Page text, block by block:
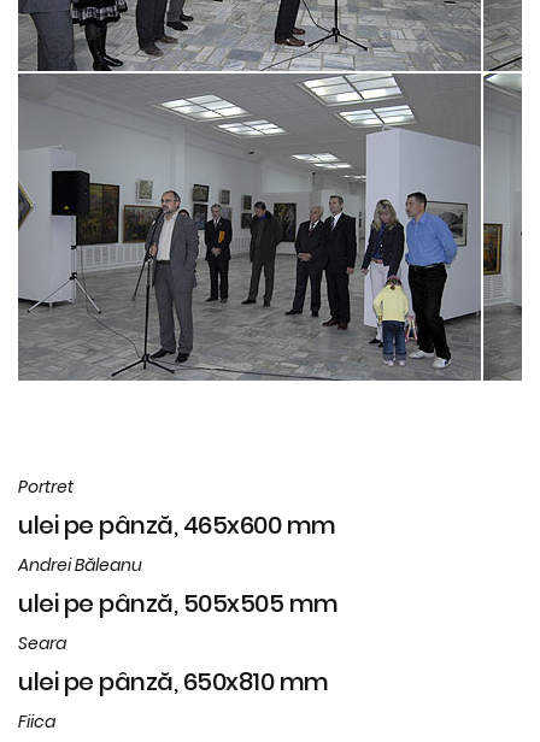
Portret
ulei pe pânză, 465x600 mm
Andrei Băleanu
ulei pe pânză, 505x505 mm
Seara
ulei pe pânză, 650x810 mm
Fiica